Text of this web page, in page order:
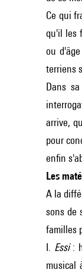
Ce qui
qu'il les
ou
terriens
Dans
arrive,
pour
enfin
Les
A la
sons de
familles
I. Essi:
musical